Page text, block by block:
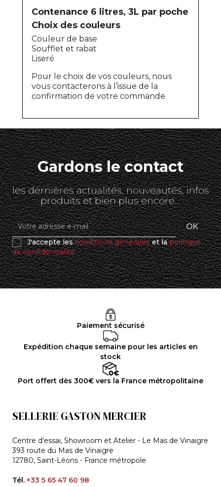
Contenance 6 litres, 3L par poche
Choix des couleurs
Couleur de base
Soufflet et rabat
Liseré
Pour le choix de vos couleurs, nous
vous contacterons à l’issue de la
confirmation de votre commande
Gardons le contact
les dernières actualités, nouveautés, infos
produits et bien plus encore...
J'accepte lesconditions généraleset lapolitique
de confidentialité
Paiement sécurisé
Expédition chaque semaine pour les articles en
stock
Port offert dès 300€ vers la France métropolitaine
SELLERIE GASTON MERCIER
Centre d'essai, Showroom et Atelier - Le Mas de Vinaigre
393 route du Mas de Vinaigre
12780, Saint-Léons - France métropole
Tél. +33 5 65 47 60 98